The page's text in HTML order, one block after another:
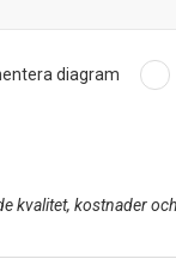
diagram
kostnader